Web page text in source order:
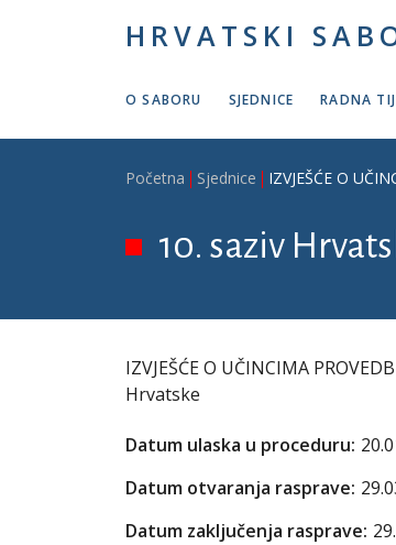
HRVATSKI
O SABORU SJEDNICE RADNA
Breadcrumb
Početna Sjednice IZVJEŠĆE O
10. saziv
IZVJEŠĆE O UČINCIMA
Hrvatske
Datum ulaska u proceduru:
Datum otvaranja rasprave:
Datum zaključenja rasprave: